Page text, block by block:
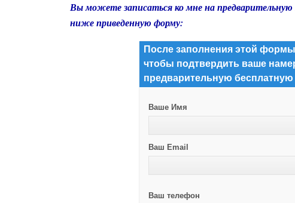
Вы можете записаться ко мне на
ниже приведенную форму:
После заполнения этой
чтобы подтвердить ваше
предварительную
Ваше Имя
Ваш Email
Ваш телефон